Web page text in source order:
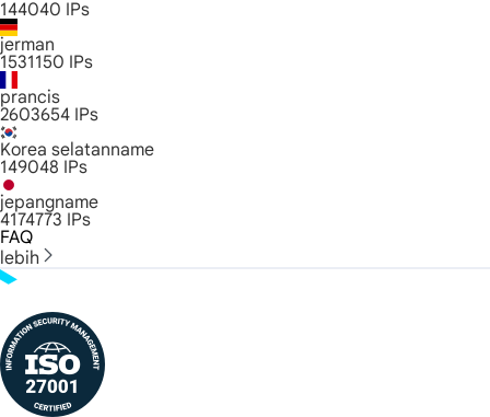
144040 IPs
jerman
1531150 IPs
prancis
2603654 IPs
Korea selatanname
149048 IPs
jepangname
4174773 IPs
FAQ
lebih